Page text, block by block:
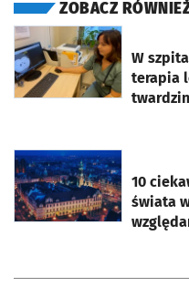
ZOBACZ
W
terapia
otworzy się w nowej
10
świata
otworzy się w nowej